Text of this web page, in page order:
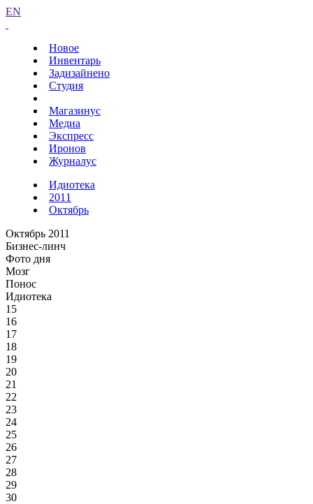
EN
Новое
Инвентарь
Задизайнено
Студия
Магазинус
Медиа
Экспресс
Иронов
Журналус
Идиотека
2011
Октябрь
Октябрь 2011
Бизнес-линч
Фото дня
Мозг
Понос
Идиотека
15
16
17
18
19
20
21
22
23
24
25
26
27
28
29
30